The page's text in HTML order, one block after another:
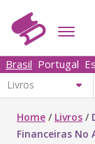
Brasil Portugal
Home / Livros /
Financeiras No